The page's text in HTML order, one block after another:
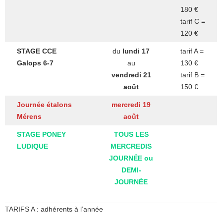
180 €
tarif C =
120 €
STAGE CCE
Galops 6-7
du lundi 17
au
vendredi 21
août
tarif A =
130 €
tarif B =
150 €
Journée étalons
Mérens
mercredi 19
août
STAGE PONEY
LUDIQUE
TOUS LES
MERCREDIS
JOURNÉE ou
DEMI-
JOURNÉE
TARIFS A : adhérents à l’année